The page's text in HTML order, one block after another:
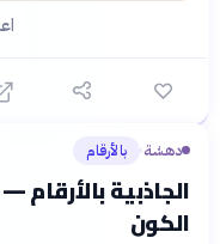
دهشة› بالأرقام
الجاذبية
الكون